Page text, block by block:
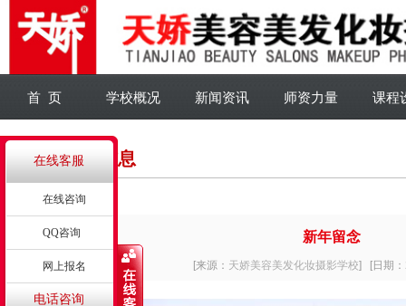
首 页 学校概况 新闻资讯 师资力量 课程
详细信息
新年留念
[来源： 天娇美容美发化妆摄影学校] [日期
在线客服
在线咨询
QQ咨询
网上报名
电话咨询